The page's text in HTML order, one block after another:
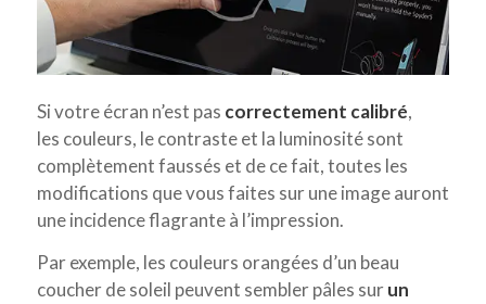
Si votre écran n’est pas correctement calibré,
les couleurs, le contraste et la luminosité sont
complètement faussés et de ce fait, toutes les
modifications que vous faites sur une image auront
une incidence flagrante à l’impression.
Par exemple, les couleurs orangées d’un beau
coucher de soleil peuvent sembler pâles surun